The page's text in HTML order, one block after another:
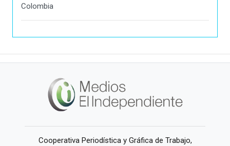
Colombia
Cooperativa Periodística y Gráfica de Trabajo,